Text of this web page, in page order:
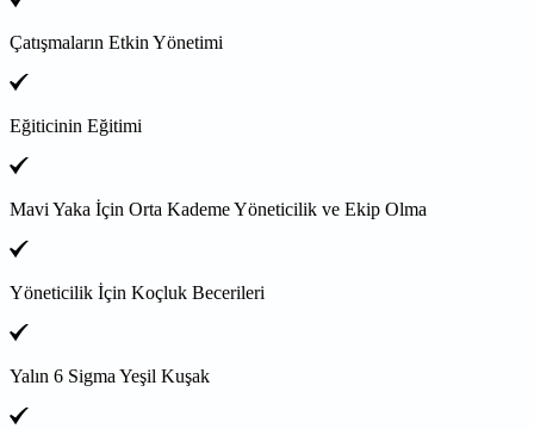
Çatışmaların Etkin Yönetimi
Eğiticinin Eğitimi
Mavi Yaka İçin Orta Kademe Yöneticilik ve Ekip Olma
Yöneticilik İçin Koçluk Becerileri
Yalın 6 Sigma Yeşil Kuşak